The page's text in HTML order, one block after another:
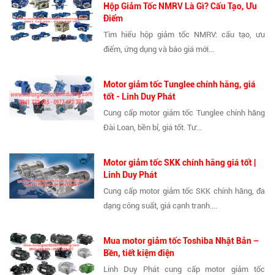
Hộp Giảm Tốc NMRV Là Gì? Cấu Tạo, Ưu
Điểm
Tìm hiểu hộp giảm tốc NMRV: cấu tạo, ưu
điểm, ứng dụng và báo giá mới...
Motor giảm tốc Tunglee chính hãng, giá
tốt - Linh Duy Phát
Cung cấp motor giảm tốc Tunglee chính hãng
Đài Loan, bền bỉ, giá tốt. Tư...
Motor giảm tốc SKK chính hãng giá tốt |
Linh Duy Phát
Cung cấp motor giảm tốc SKK chính hãng, đa
dạng công suất, giá cạnh tranh....
Mua motor giảm tốc Toshiba Nhật Bản –
Bền, tiết kiệm điện
Linh Duy Phát cung cấp motor giảm tốc